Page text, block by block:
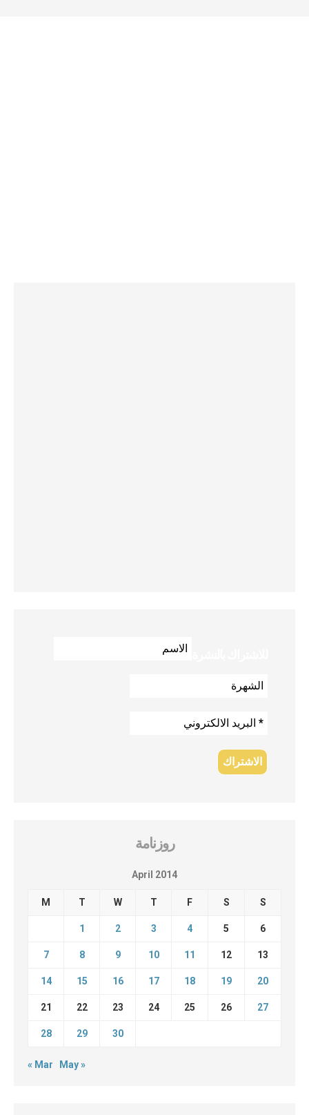
روزنامة
April 2014
M T W T F S S
1 2 3 4 5 6
7 8 9 10 11 12 13
14 15 16 17 18 19 20
21 22 23 24 25 26 27
28 29 30
« Mar May »